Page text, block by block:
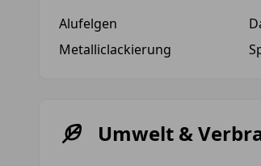
Alufelgen
Metalliclackierung
Umwelt &